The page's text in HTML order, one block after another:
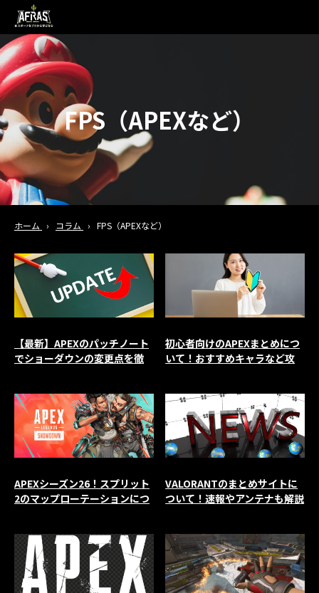
FPS（APEXなど）
ホーム › コラム › FPS（APEXなど）
【最新】APEXのパッチノート
でショーダウンの変更点を徹
初心者向けのAPEXまとめにつ
いて！おすすめキャラなど攻
APEXシーズン26！スプリット
2のマップローテーションにつ
VALORANTのまとめサイトに
ついて！速報やアンテナも解説